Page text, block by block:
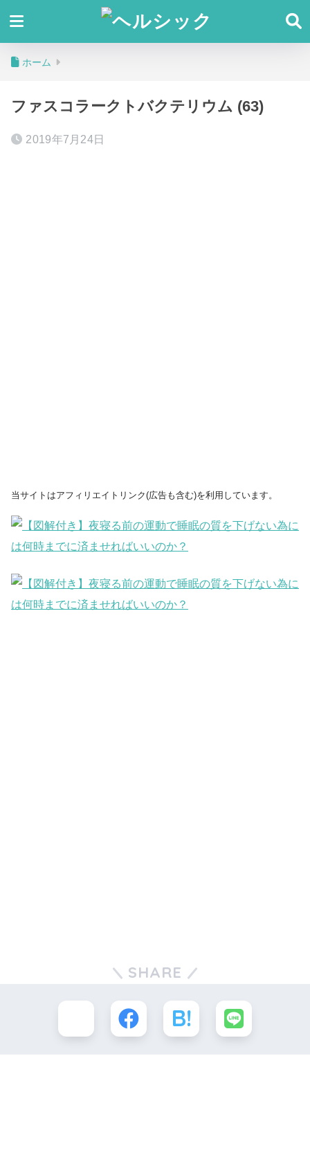
ホーム
ファスコラークトバクテリウム (63)
2019年7月24日
当サイトはアフィリエイトリンク(広告も含む)を利用しています。
SHARE